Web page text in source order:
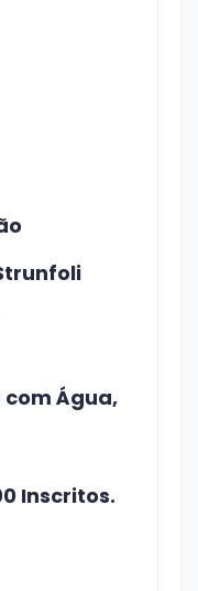
com Água,
Inscritos.